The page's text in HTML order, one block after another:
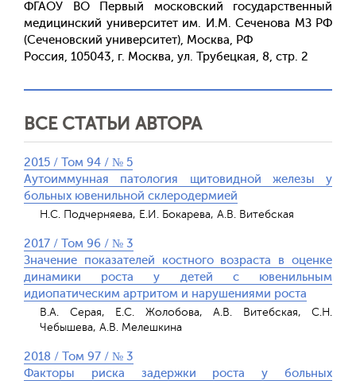
ФГАОУ ВО Первый московский государственный
медицинский университет им. И.М. Сеченова МЗ РФ
(Сеченовский университет), Москва, РФ
Россия, 105043, г. Москва, ул. Трубецкая, 8, стр. 2
ВСЕ СТАТЬИ АВТОРА
2015 / Том 94 / № 5
Аутоиммунная патология щитовидной железы у
больных ювенильной склеродермией
Н.С. Подчерняева, Е.И. Бокарева, А.В. Витебская
2017 / Том 96 / № 3
Значение показателей костного возраста в оценке
динамики роста у детей с ювенильным
идиопатическим артритом и нарушениями роста
В.А. Серая, Е.С. Жолобова, А.В. Витебская, С.Н.
Чебышева, А.В. Мелешкина
2018 / Том 97 / № 3
Факторы риска задержки роста у больных